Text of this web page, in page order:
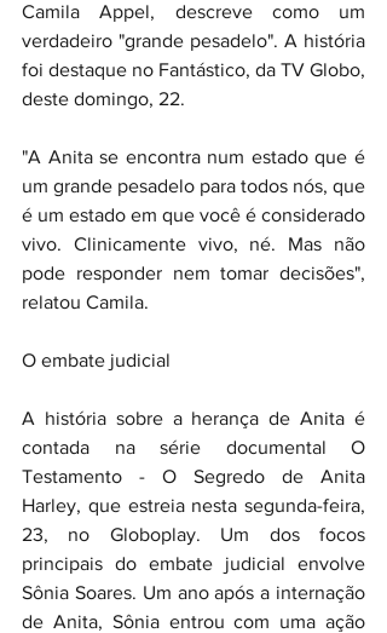
Camila Appel, descreve como um
verdadeiro "grande pesadelo". A história
foi destaque no Fantástico, da TV Globo,
deste domingo, 22.
"A Anita se encontra num estado que é
um grande pesadelo para todos nós, que
é um estado em que você é considerado
vivo. Clinicamente vivo, né. Mas não
pode responder nem tomar decisões",
relatou Camila.
O embate judicial
A história sobre a herança de Anita é
contada na série documental O
Testamento - O Segredo de Anita
Harley, que estreia nesta segunda-feira,
23, no Globoplay. Um dos focos
principais do embate judicial envolve
Sônia Soares. Um ano após a internação
de Anita, Sônia entrou com uma ação